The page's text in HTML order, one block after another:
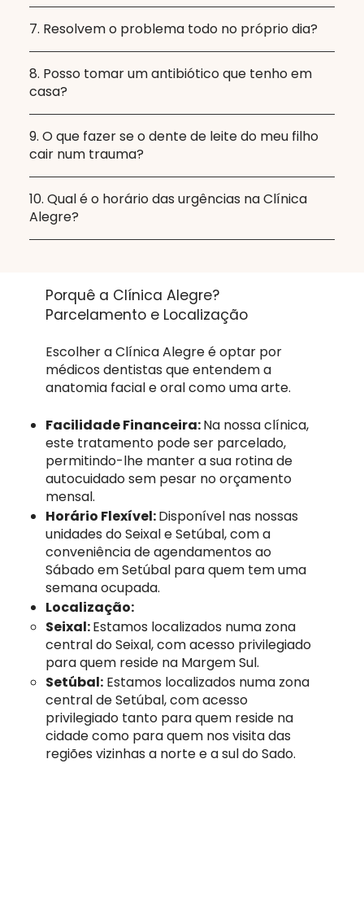
7. Resolvem o problema todo no próprio dia?
8. Posso tomar um antibiótico que tenho em
casa?
9. O que fazer se o dente de leite do meu filho
cair num trauma?
10. Qual é o horário das urgências na Clínica
Alegre?
Porquê a Clínica Alegre?
Parcelamento e Localização
Escolher a Clínica Alegre é optar por
médicos dentistas que entendem a
anatomia facial e oral como uma arte.
Facilidade Financeira:Na nossa clínica,
este tratamento pode ser parcelado,
permitindo-lhe manter a sua rotina de
autocuidado sem pesar no orçamento
mensal.
Horário Flexível:Disponível nas nossas
unidades do Seixal e Setúbal, com a
conveniência de agendamentos ao
Sábado em Setúbal para quem tem uma
semana ocupada.
Localização:
Seixal:​Estamos localizados numa zona
central do Seixal, com acesso privilegiado
para quem reside na Margem Sul.
Setúbal:Estamos localizados numa zona
central de Setúbal, com acesso
privilegiado tanto para quem reside na
cidade como para quem nos visita das
regiões vizinhas a norte e a sul do Sado.